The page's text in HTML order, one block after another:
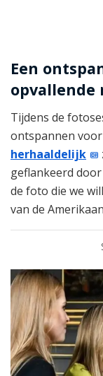
Een
opvallende
Tijdens de
ontspannen voor
herhaaldelijk
geflankeerd door
de foto die we
van de